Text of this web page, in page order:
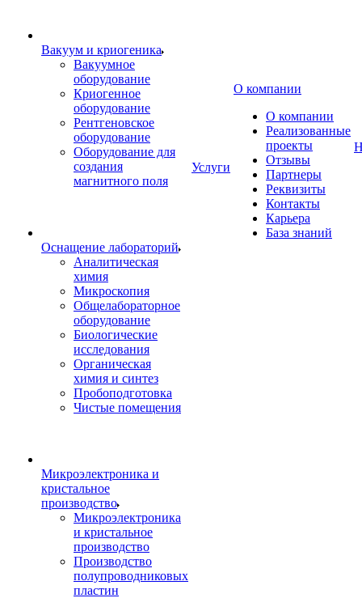
Вакуум и криогеника
Вакуумное
оборудование
Криогенное
оборудование
Рентгеновское
оборудование
Оборудование для
создания
магнитного поля
Оснащение лабораторий
Аналитическая
химия
Микроскопия
Общелабораторное
оборудование
Биологические
исследования
Органическая
химия и синтез
Пробоподготовка
Чистые помещения
Микроэлектроника и
кристальное
производство
Микроэлектроника
и кристальное
производство
Производство
полупроводниковых
пластин
Услуги
О компании
О компании
Реализованные
проекты
Отзывы
Партнеры
Реквизиты
Контакты
Карьера
База знаний